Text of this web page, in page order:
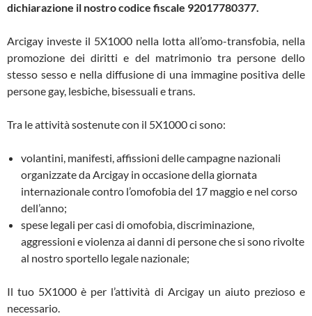
dichiarazione il nostro codice fiscale 92017780377.
Arcigay investe il 5X1000 nella lotta all’omo-transfobia, nella
promozione dei diritti e del matrimonio tra persone dello
stesso sesso e nella diffusione di una immagine positiva delle
persone gay, lesbiche, bisessuali e trans.
Tra le attività sostenute con il 5X1000 ci sono:
volantini, manifesti, affissioni delle campagne nazionali
organizzate da Arcigay in occasione della giornata
internazionale contro l’omofobia del 17 maggio e nel corso
dell’anno;
spese legali per casi di omofobia, discriminazione,
aggressioni e violenza ai danni di persone che si sono rivolte
al nostro sportello legale nazionale;
Il tuo 5X1000 è per l’attività di Arcigay un aiuto prezioso e
necessario.